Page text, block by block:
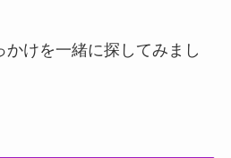
かけを一緒に探してみまし